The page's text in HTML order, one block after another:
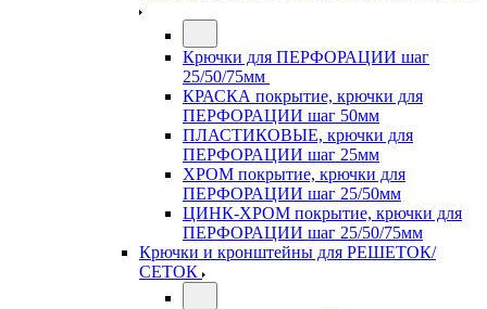
Крючки для ПЕРФОРАЦИИ шаг
25/50/75мм
КРАСКА покрытие, крючки для
ПЕРФОРАЦИИ шаг 50мм
ПЛАСТИКОВЫЕ, крючки для
ПЕРФОРАЦИИ шаг 25мм
ХРОМ покрытие, крючки для
ПЕРФОРАЦИИ шаг 25/50мм
ЦИНК-ХРОМ покрытие, крючки для
ПЕРФОРАЦИИ шаг 25/50/75мм
Крючки и кронштейны для РЕШЕТОК/
СЕТОК